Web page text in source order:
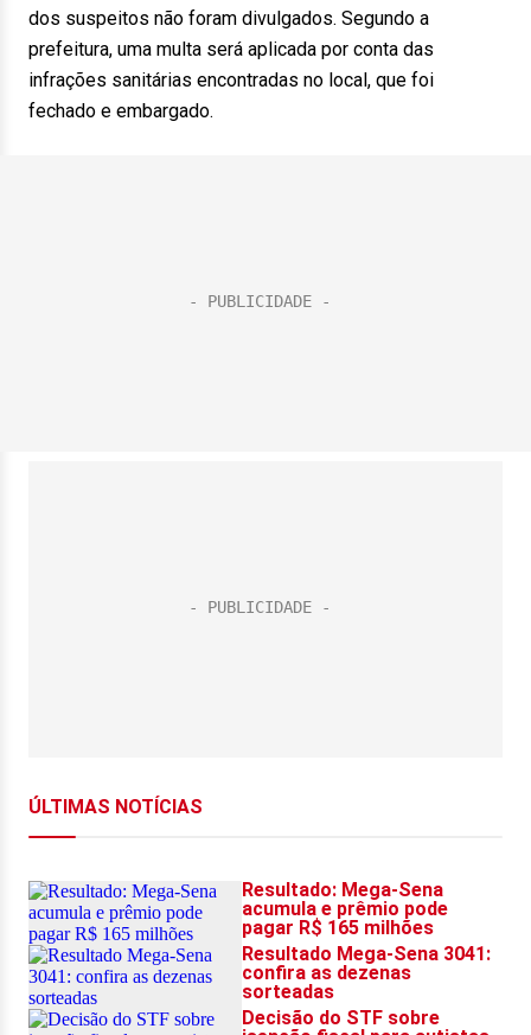
dos suspeitos não foram divulgados. Segundo a
prefeitura, uma multa será aplicada por conta das
infrações sanitárias encontradas no local, que foi
fechado e embargado.